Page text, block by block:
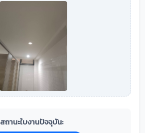
สถานะใบงานปัจจุบัน: